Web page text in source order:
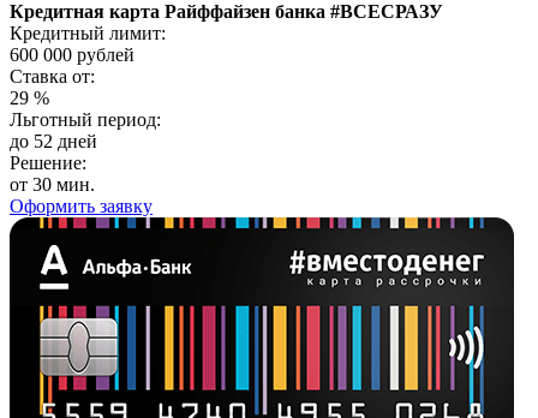
Кредитная карта Райффайзен банка #ВСЕСРАЗУ
Кредитный лимит:
600 000 рублей
Ставка от:
29 %
Льготный период:
до 52 дней
Решение:
от 30 мин.
Оформить заявку